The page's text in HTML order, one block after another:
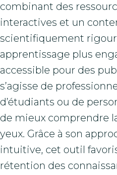
combinant des
interactives et un
scientifiquement
apprentissage plus
accessible pour des
s’agisse de
d’étudiants ou de
de mieux comprendre
yeux. Grâce à son
intuitive, cet outil
rétention des